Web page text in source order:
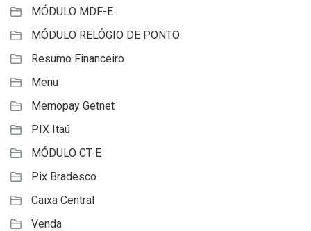
MÓDULO MDF-E
MÓDULO RELÓGIO DE PONTO
Resumo Financeiro
Menu
Memopay Getnet
PIX Itaú
MÓDULO CT-E
Pix Bradesco
Caixa Central
Venda